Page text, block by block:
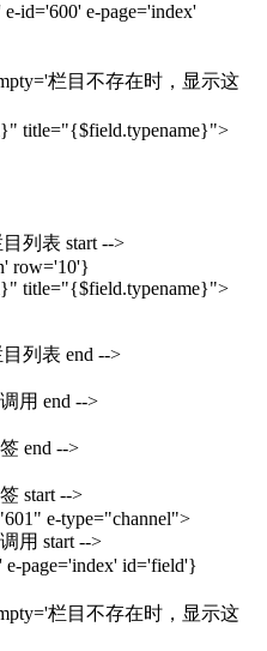
e-page='index'
栏目不存在时，显示这
表 start -->
表 end -->
end -->
end -->
start -->
e-type="channel">
start -->
id='field'}
栏目不存在时，显示这